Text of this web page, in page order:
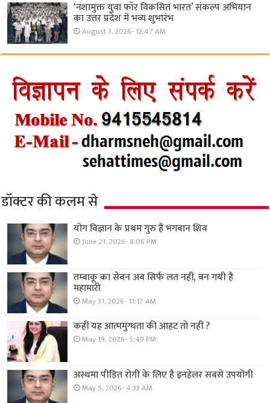
‘नशामुक्त युवा फॉर विकसित भारत’ संकल्प अभियान
का उत्तर प्रदेश में भव्य शुभारंभ
August 3, 2026- 12:47 AM
डॉक्टर की कलम से
योग विज्ञान के प्रथम गुरु हैं भगवान शिव
June 21, 2026- 8:06 PM
तम्बाकू का सेवन अब सिर्फ लत नहीं, बन गयी है
महामारी
May 31, 2026- 11:17 AM
कहीं यह आत्ममुग्धता की आहट तो नहीं ?
May 19, 2026- 5:49 PM
अस्थमा पीड़ित रोगी के लिए है इनहेलर सबसे उपयोगी
May 5, 2026- 4:33 AM